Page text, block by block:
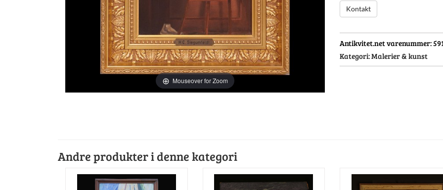
Mouseover for Zoom
Kontakt
Antikvitet.net varenummer:
Kategori:Malerier & kunst
Andre produkter i denne kategori